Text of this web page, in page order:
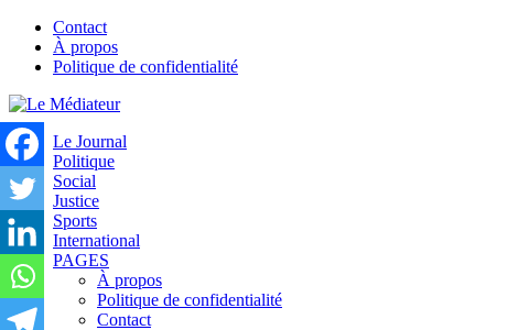
Contact
À propos
Politique de confidentialité
Le Journal
Politique
Social
Justice
Sports
International
PAGES
À propos
Politique de confidentialité
Contact